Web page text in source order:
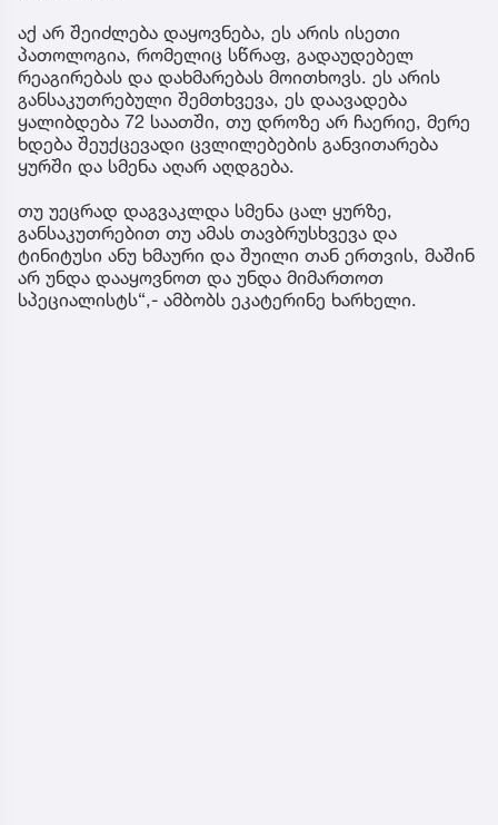
აქ არ შეიძლება დაყოვნება, ეს არის ისეთი
პათოლოგია, რომელიც სწრაფ, გადაუდებელ
რეაგირებას და დახმარებას მოითხოვს. ეს არის
განსაკუთრებული შემთხვევა, ეს დაავადება
ყალიბდება 72 საათში, თუ დროზე არ ჩაერიე, მერე
ხდება შეუქცევადი ცვლილებების განვითარება
ყურში და სმენა აღარ აღდგება.
თუ უეცრად დაგვაკლდა სმენა ცალ ყურზე,
განსაკუთრებით თუ ამას თავბრუსხვევა და
ტინიტუსი ანუ ხმაური და შუილი თან ერთვის, მაშინ
არ უნდა დააყოვნოთ და უნდა მიმართოთ
სპეციალისტს“,- ამბობს ეკატერინე ხარხელი.